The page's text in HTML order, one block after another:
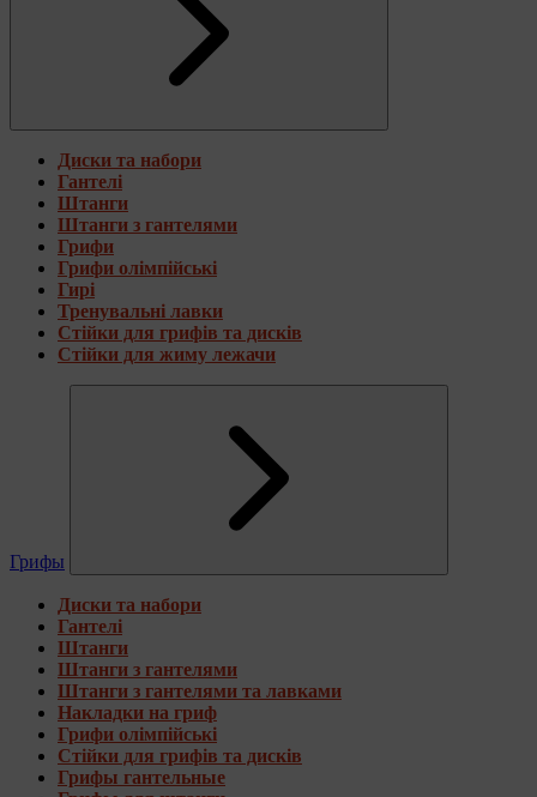
Диски та набори
Гантелі
Штанги
Штанги з гантелями
Грифи
Грифи олімпійські
Гирі
Тренувальні лавки
Стійки для грифів та дисків
Стійки для жиму лежачи
Грифы
Диски та набори
Гантелі
Штанги
Штанги з гантелями
Штанги з гантелями та лавками
Накладки на гриф
Грифи олімпійські
Стійки для грифів та дисків
Грифы гантельные